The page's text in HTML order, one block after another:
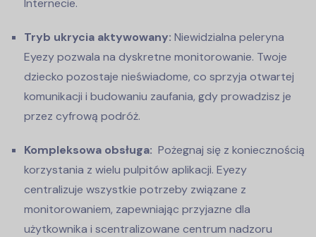
Internecie.
Tryb ukrycia aktywowany: Niewidzialna peleryna
Eyezy pozwala na dyskretne monitorowanie. Twoje
dziecko pozostaje nieświadome, co sprzyja otwartej
komunikacji i budowaniu zaufania, gdy prowadzisz je
przez cyfrową podróż.
Kompleksowa obsługa: Pożegnaj się z koniecznością
korzystania z wielu pulpitów aplikacji. Eyezy
centralizuje wszystkie potrzeby związane z
monitorowaniem, zapewniając przyjazne dla
użytkownika i scentralizowane centrum nadzoru